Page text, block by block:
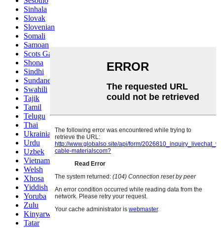
Sinhala
Slovak
Slovenian
Somali
Samoan
Scots Gaelic
Shona
Sindhi
Sundanese
Swahili
Tajik
Tamil
Telugu
Thai
Ukrainian
Urdu
Uzbek
Vietnamese
Welsh
Xhosa
Yiddish
Yoruba
Zulu
Kinyarwanda
Tatar